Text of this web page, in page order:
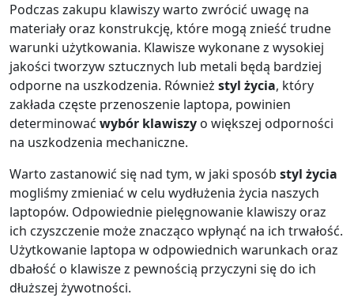
Podczas zakupu klawiszy warto zwrócić uwagę na
materiały oraz konstrukcję, które mogą znieść trudne
warunki użytkowania. Klawisze wykonane z wysokiej
jakości tworzyw sztucznych lub metali będą bardziej
odporne na uszkodzenia. Również styl życia, który
zakłada częste przenoszenie laptopa, powinien
determinować wybór klawiszy o większej odporności
na uszkodzenia mechaniczne.
Warto zastanowić się nad tym, w jaki sposób styl życia
mogliśmy zmieniać w celu wydłużenia życia naszych
laptopów. Odpowiednie pielęgnowanie klawiszy oraz
ich czyszczenie może znacząco wpłynąć na ich trwałość.
Użytkowanie laptopa w odpowiednich warunkach oraz
dbałość o klawisze z pewnością przyczyni się do ich
dłuższej żywotności.